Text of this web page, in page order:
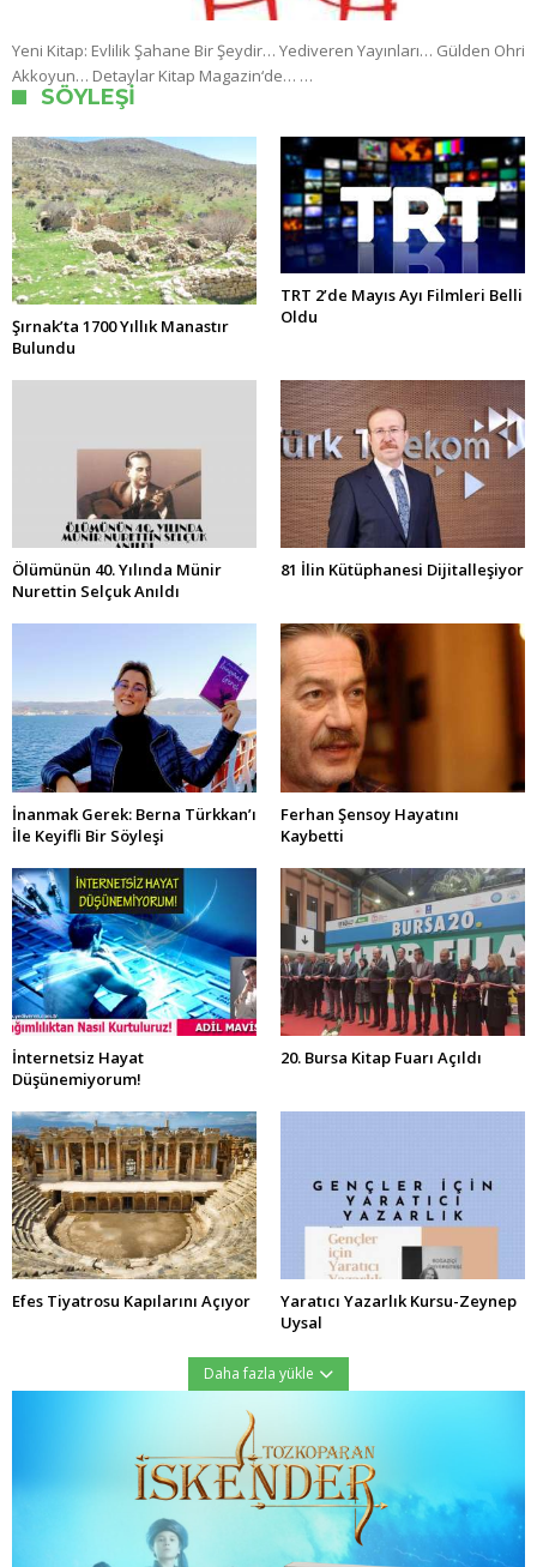
Yeni Kitap: Evlilik Şahane Bir Şeydir… Yediveren Yayınları… Gülden Ohri
Akkoyun… Detaylar Kitap Magazin‘de… …
SÖYLEŞI
Şırnak’ta 1700 Yıllık Manastır
Bulundu
TRT 2’de Mayıs Ayı Filmleri Belli
Oldu
Ölümünün 40. Yılında Münir
Nurettin Selçuk Anıldı
81 İlin Kütüphanesi Dijitalleşiyor
İnanmak Gerek: Berna Türkkan’ı
İle Keyifli Bir Söyleşi
Ferhan Şensoy Hayatını
Kaybetti
İnternetsiz Hayat
Düşünemiyorum!
20. Bursa Kitap Fuarı Açıldı
Efes Tiyatrosu Kapılarını Açıyor
Yaratıcı Yazarlık Kursu-Zeynep
Uysal
Daha fazla yükle